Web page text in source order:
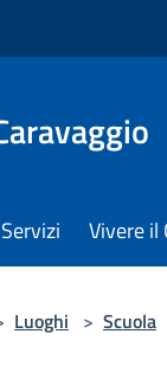
Servizi Vivere il
Luoghi > Scuola